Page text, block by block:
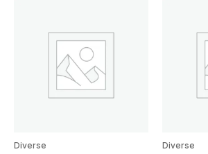
Diverse Diverse